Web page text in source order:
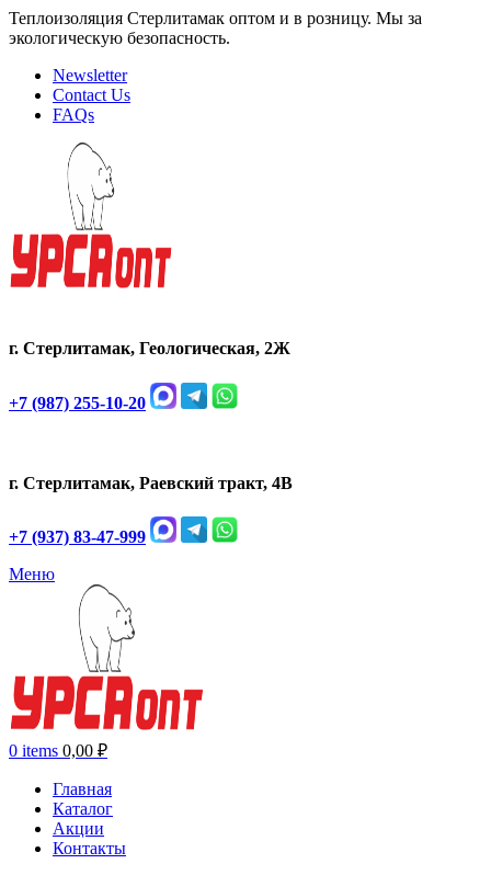
Теплоизоляция Стерлитамак оптом и в розницу. Мы за
экологическую безопасность.
Newsletter
Contact Us
FAQs
г. Стерлитамак, Геологическая, 2Ж
+7 (987) 255-10-20
г. Стерлитамак, Раевский тракт, 4В
+7 (937) 83-47-999
Меню
0 items 0,00 ₽
Главная
Каталог
Акции
Контакты